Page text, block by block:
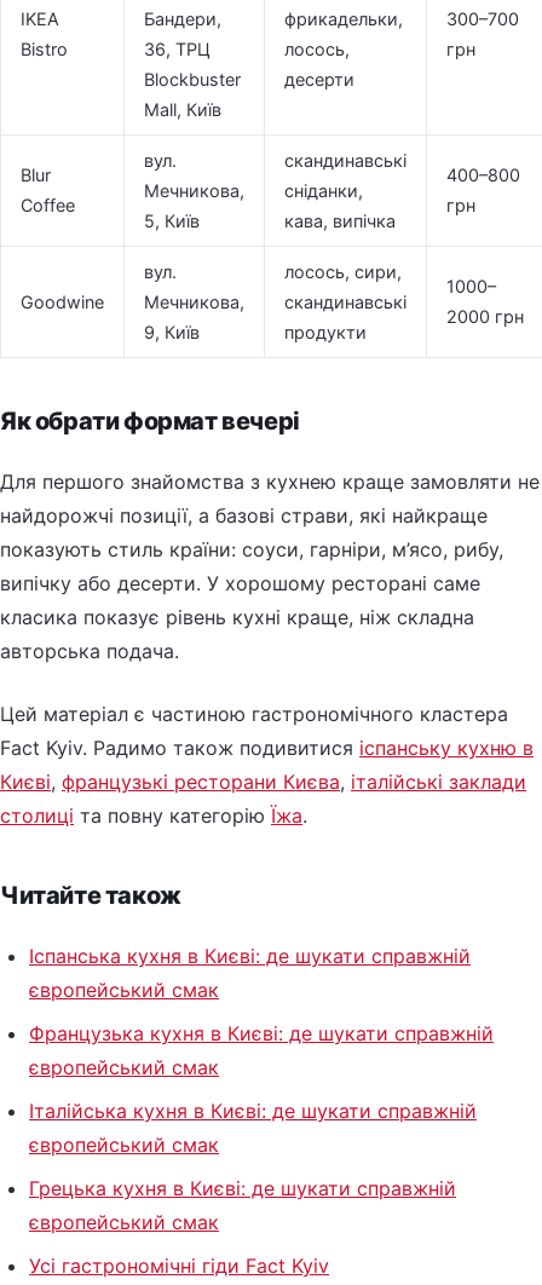
IKEA
Bistro
Бандери,
36, ТРЦ
Blockbuster
Mall, Київ
фрикадельки,
лосось,
десерти
300–700
грн
Blur
Coffee
вул.
Мечникова,
5, Київ
скандинавські
сніданки,
кава, випічка
400–800
грн
Goodwine
вул.
Мечникова,
9, Київ
лосось, сири,
скандинавські
продукти
1000–
2000 грн
Як обрати формат вечері
Для першого знайомства з кухнею краще замовляти не
найдорожчі позиції, а базові страви, які найкраще
показують стиль країни: соуси, гарніри, м’ясо, рибу,
випічку або десерти. У хорошому ресторані саме
класика показує рівень кухні краще, ніж складна
авторська подача.
Цей матеріал є частиною гастрономічного кластера
Fact Kyiv. Радимо також подивитися іспанську кухню в
Києві, французькі ресторани Києва, італійські заклади
столиці та повну категоріюЇжа.
Читайте також
Іспанська кухня в Києві: де шукати справжній
європейський смак
Французька кухня в Києві: де шукати справжній
європейський смак
Італійська кухня в Києві: де шукати справжній
європейський смак
Грецька кухня в Києві: де шукати справжній
європейський смак
Усі гастрономічні гіди Fact Kyiv